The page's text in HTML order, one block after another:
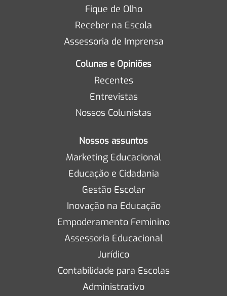
Fique de Olho
Receber na Escola
Assessoria de Imprensa
Colunas e Opiniões
Recentes
Entrevistas
Nossos Colunistas
Nossos assuntos
Marketing Educacional
Educação e Cidadania
Gestão Escolar
Inovação na Educação
Empoderamento Feminino
Assessoria Educacional
Jurídico
Contabilidade para Escolas
Administrativo